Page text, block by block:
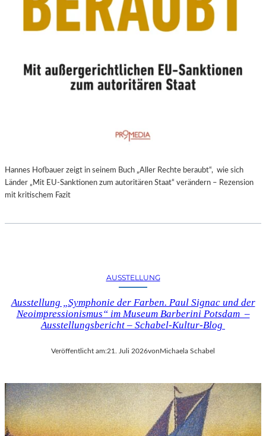
Hannes Hofbauer zeigt in seinem Buch „Aller Rechte beraubt“, wie sich
Länder „Mit EU-Sanktionen zum autoritären Staat“ verändern – Rezension
mit kritischem Fazit
AUSSTELLUNG
Ausstellung „Symphonie der Farben. Paul Signac und der
Neoimpressionismus“ im Museum Barberini Potsdam –
Ausstellungsbericht – Schabel-Kultur-Blog
Veröffentlicht am:21. Juli 2026vonMichaela Schabel